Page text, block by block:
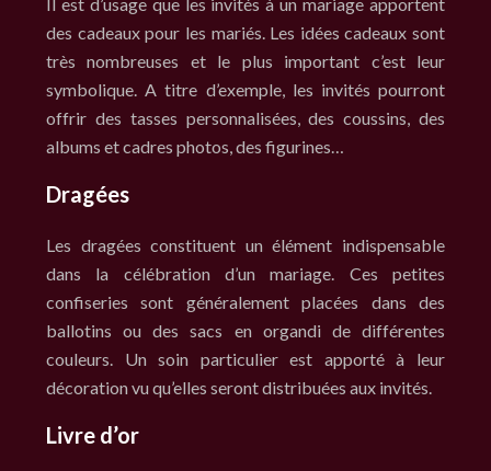
des cadeaux pour les mariés. Les idées cadeaux sont
très nombreuses et le plus important c’est leur
symbolique. A titre d’exemple, les invités pourront
offrir des tasses personnalisées, des coussins, des
albums et cadres photos, des figurines…
Dragées
Les dragées constituent un élément indispensable
dans la célébration d’un mariage. Ces petites
confiseries sont généralement placées dans des
ballotins ou des sacs en organdi de différentes
couleurs. Un soin particulier est apporté à leur
décoration vu qu’elles seront distribuées aux invités.
Livre d’or